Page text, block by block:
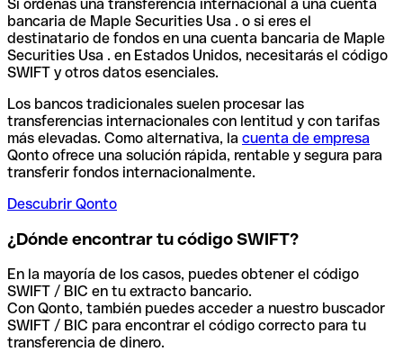
Si ordenas una transferencia internacional a una cuenta
bancaria de Maple Securities Usa . o si eres el
destinatario de fondos en una cuenta bancaria de Maple
Securities Usa . en Estados Unidos, necesitarás el código
SWIFT y otros datos esenciales.
Los bancos tradicionales suelen procesar las
transferencias internacionales con lentitud y con tarifas
más elevadas. Como alternativa, la cuenta de empresa
Qonto ofrece una solución rápida, rentable y segura para
transferir fondos internacionalmente.
Descubrir Qonto
¿Dónde encontrar tu código SWIFT?
En la mayoría de los casos, puedes obtener el código
SWIFT / BIC en tu extracto bancario.
Con Qonto, también puedes acceder a nuestro buscador
SWIFT / BIC para encontrar el código correcto para tu
transferencia de dinero.